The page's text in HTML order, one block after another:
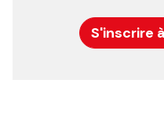
S'inscrire